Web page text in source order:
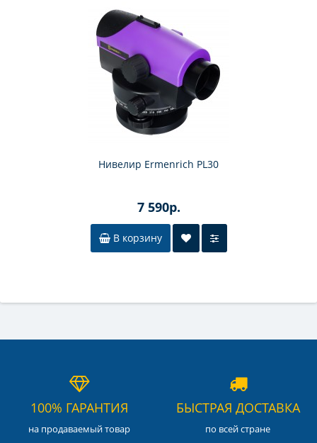
Нивелир Ermenrich PL30
7 590р.
В корзину
100% ГАРАНТИЯ
на продаваемый товар
БЫСТРАЯ ДОСТАВКА
по всей стране